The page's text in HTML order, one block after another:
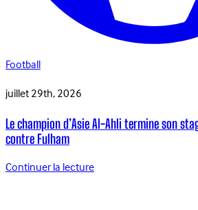
Football
juillet 29th, 2026
Le champion d’Asie Al-Ahli termine son
contre Fulham
Continuer la lecture